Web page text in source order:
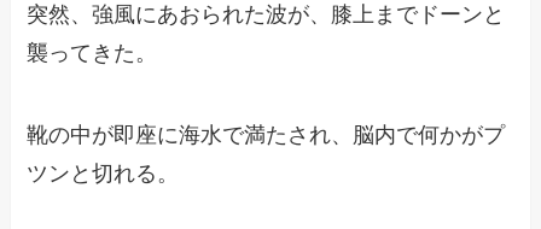
突然、強風にあおられた波が、膝上までドーンと
襲ってきた。
靴の中が即座に海水で満たされ、脳内で何かがプ
ツンと切れる。